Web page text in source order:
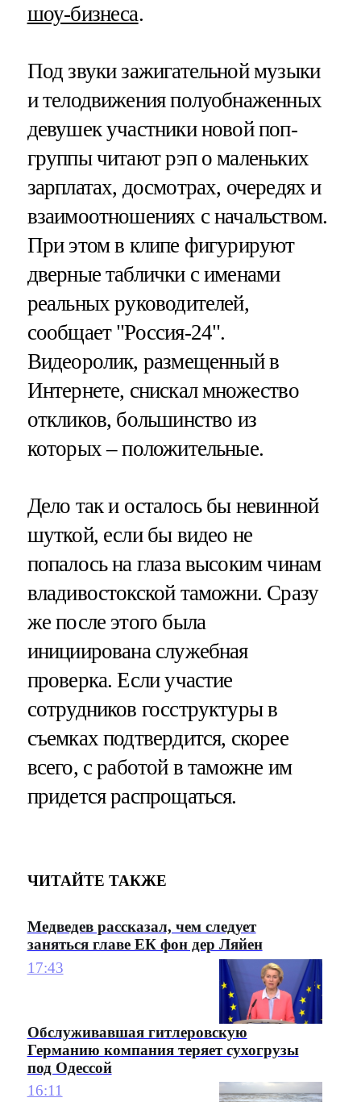
шоу-бизнеса.
Под звуки зажигательной музыки
и телодвижения полуобнаженных
девушек участники новой поп-
группы читают рэп о маленьких
зарплатах, досмотрах, очередях и
взаимоотношениях с начальством.
При этом в клипе фигурируют
дверные таблички с именами
реальных руководителей,
сообщает "Россия-24".
Видеоролик, размещенный в
Интернете, снискал множество
откликов, большинство из
которых – положительные.
Дело так и осталось бы невинной
шуткой, если бы видео не
попалось на глаза высоким чинам
владивостокской таможни. Сразу
же после этого была
инициирована служебная
проверка. Если участие
сотрудников госструктуры в
съемках подтвердится, скорее
всего, с работой в таможне им
придется распрощаться.
ЧИТАЙТЕ ТАКЖЕ
Медведев рассказал, чем следует
заняться главе ЕК фон дер Ляйен
17:43
Обслуживавшая гитлеровскую
Германию компания теряет сухогрузы
под Одессой
16:11